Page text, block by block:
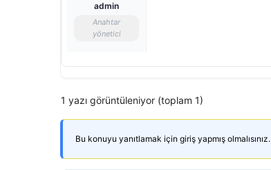
admin
Anahtar
yönetici
1 yazı görüntüleniyor (toplam 1)
Bu konuyu yanıtlamak için giriş yapmış olmalısınız.